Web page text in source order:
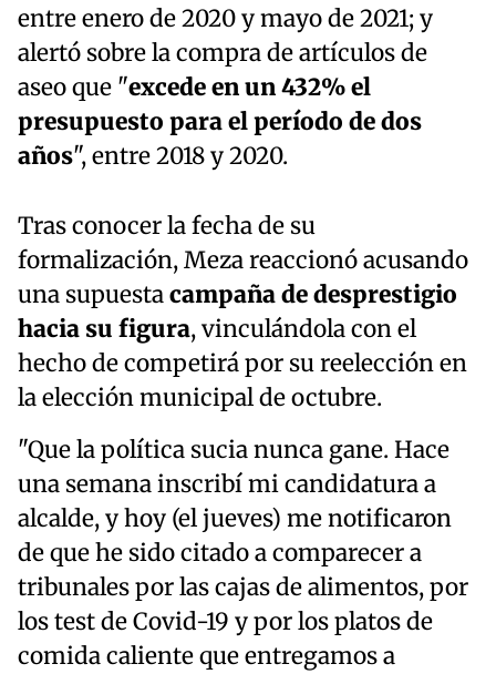
entre enero de 2020 y mayo de 2021; y
alertó sobre la compra de artículos de
aseo que "excede en un 432% el
presupuesto para el período de dos
años", entre 2018 y 2020.
Tras conocer la fecha de su
formalización, Meza reaccionó acusando
una supuestacampaña de desprestigio
hacia su figura, vinculándola con el
hecho de competirá por su reelección en
la elección municipal de octubre.
"Que la política sucia nunca gane. Hace
una semana inscribí mi candidatura a
alcalde, y hoy (el jueves) me notificaron
de que he sido citado a comparecer a
tribunales por las cajas de alimentos, por
los test de Covid-19 y por los platos de
comida caliente que entregamos a